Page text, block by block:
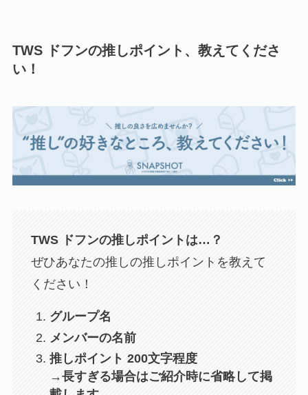
TWS ドフンの推しポイント、教えてくださ
い！
TWS ドフンの推しポイントは…？
ぜひあなたの推しの推しポイントを教えて
ください！
グループ名
メンバーの名前
推しポイント 200文字程度
→長すぎる場合はご紹介時に省略して掲